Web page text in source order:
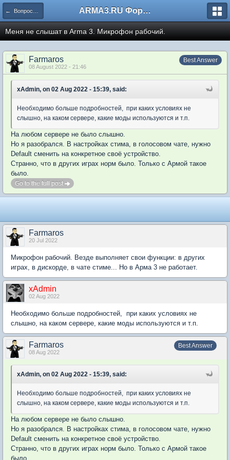
← Вопросы и ответы ARMA3.RU Форум
Меня не слышат в Arma 3. Микрофон рабочий.
Best Answer
Farmaros
08 August 2022 - 21:46
xAdmin, on 02 Aug 2022 - 15:39, said:
Необходимо больше подробностей, при каких условиях не
слышно, на каком сервере, какие моды используются и т.п.
На любом сервере не было слышно.
Но я разобрался. В настройках стима, в голосовом чате, нужно
Default сменить на конкретное своё устройство.
Странно, что в других играх норм было. Только с Армой такое
было.
Go to the full post
Farmaros
20 Jul 2022
Микрофон рабочий. Везде выполняет свои функции: в других
играх, в дискорде, в чате стиме... Но в Арма 3 не работает.
xAdmin
02 Aug 2022
Необходимо больше подробностей, при каких условиях не
слышно, на каком сервере, какие моды используются и т.п.
Best Answer
Farmaros
08 Aug 2022
xAdmin, on 02 Aug 2022 - 15:39, said:
Необходимо больше подробностей, при каких условиях не
слышно, на каком сервере, какие моды используются и т.п.
На любом сервере не было слышно.
Но я разобрался. В настройках стима, в голосовом чате, нужно
Default сменить на конкретное своё устройство.
Странно, что в других играх норм было. Только с Армой такое
было.